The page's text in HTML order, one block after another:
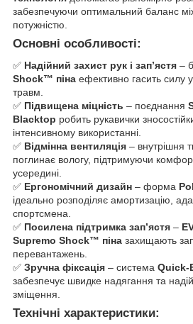
забезпечуючи оптимальний баланс
потужністю.
Основні особливості:
✅ Надійний захист рук і зап’ястя –
Shock™ піна ефективно гасить силу
травм.
✅ Підвищена міцність – поєднання
Blacktop робить рукавички
інтенсивному використанні.
✅ Відмінна вентиляція – внутрішня
поглинає вологу, підтримуючи
усередині.
✅ Ергономічний дизайн – форма
ідеально розподіляє амортизацію,
спортсмена.
✅ Посилена підтримка зап’ястя –
Supremo Shock™ піна захищають
перевантажень.
✅ Зручна фіксація – система Quick-
забезпечує швидке надягання та
зміщення.
Технічні характеристики: